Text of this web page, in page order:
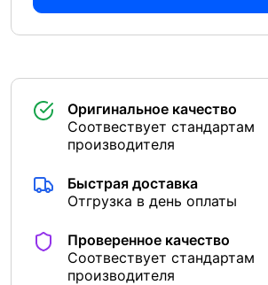
Оригинальное качество
Соотвествует стандартам
производителя
Быстрая доставка
Отгрузка в день оплаты
Проверенное качество
Соотвествует стандартам
производителя